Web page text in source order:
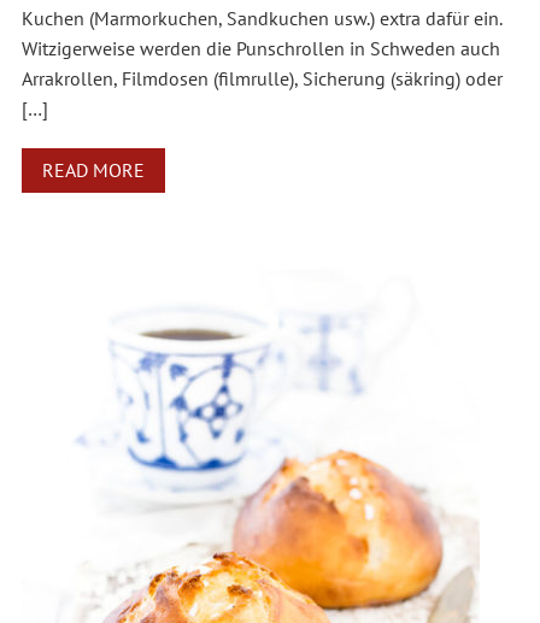
Kuchen (Marmorkuchen, Sandkuchen usw.) extra dafür ein.
Witzigerweise werden die Punschrollen in Schweden auch
Arrakrollen, Filmdosen (filmrulle), Sicherung (säkring) oder
[…]
READ MORE